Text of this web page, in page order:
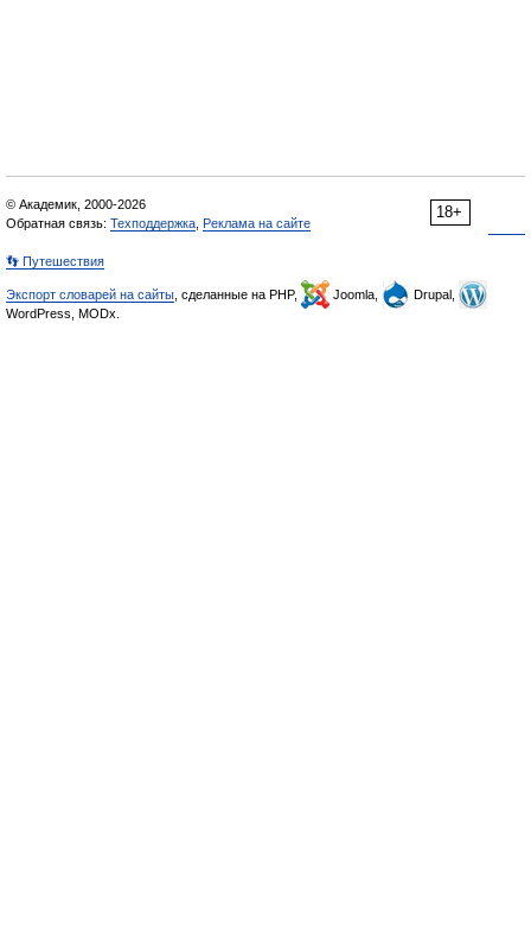
18+
© Академик, 2000-2026
Обратная связь: Техподдержка Реклама на сайте
👣 Путешествия
Экспорт словарей на сайты , сделанные на PHP, Joomla,
Drupal,
WordPress, MODx.